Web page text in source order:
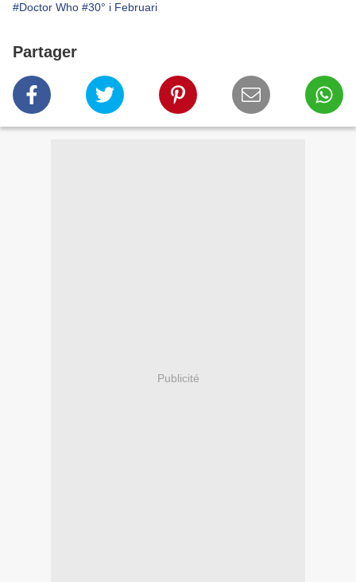
#Doctor Who #30° i Februari
Partager
Publicité